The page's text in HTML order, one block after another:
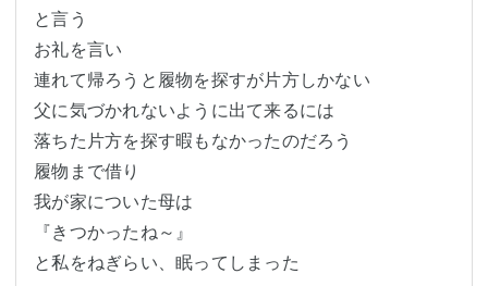
と言う
お礼を言い
連れて帰ろうと履物を探すが片方しかない
父に気づかれないように出て来るには
落ちた片方を探す暇もなかったのだろう
履物まで借り
我が家についた母は
『きつかったね～』
と私をねぎらい、眠ってしまった